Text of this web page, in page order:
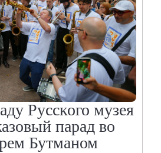
Русского музея
парад во
Бутманом